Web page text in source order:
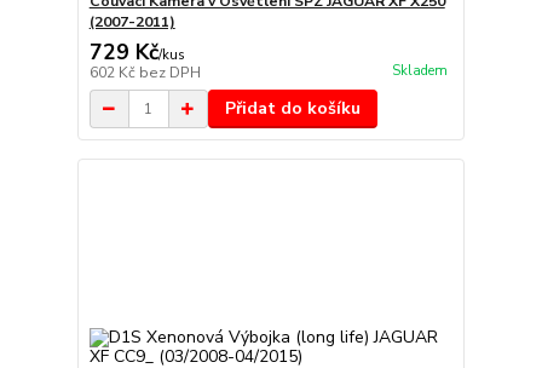
(2007-2011)
729 Kč/kus
602 Kč bez DPH Skladem
Přidat do košíku